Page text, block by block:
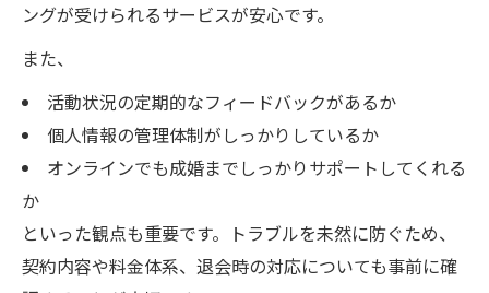
ングが受けられるサービスが安心です。
また、
活動状況の定期的なフィードバックがあるか
個人情報の管理体制がしっかりしているか
オンラインでも成婚までしっかりサポートしてくれる
か
といった観点も重要です。トラブルを未然に防ぐため、
契約内容や料金体系、退会時の対応についても事前に確